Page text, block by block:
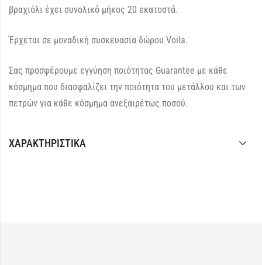
βραχιόλι έχει συνολικό μήκος 20 εκατοστά.
Έρχεται σε μοναδική συσκευασία δώρου Voila.
Σας προσφέρουμε εγγύηση ποιότητας Guarantee με κάθε
κόσμημα που διασφαλίζει την ποιότητα του μετάλλου και των
πετρών για κάθε κόσμημα ανεξαιρέτως ποσού.
ΧΑΡΑΚΤΗΡΙΣΤΙΚΆ